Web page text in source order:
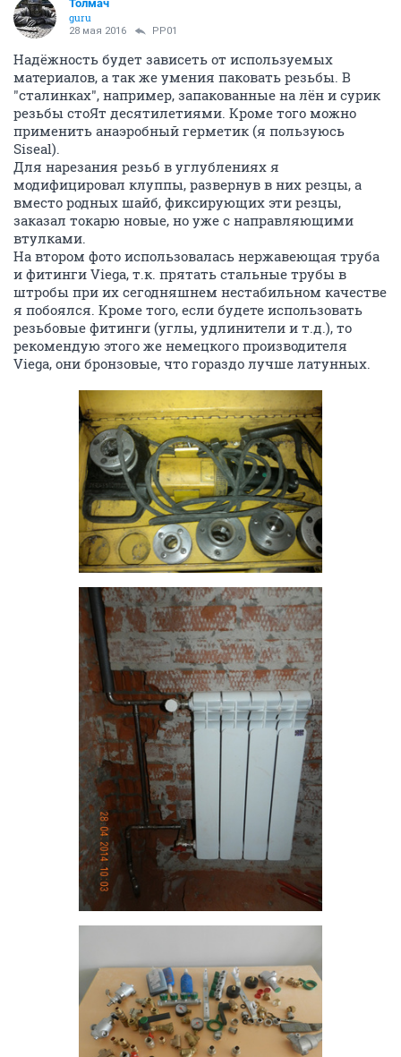
Толмач
guru
28 мая 2016 PP01
Надёжность будет зависеть от используемых
материалов, а так же умения паковать резьбы. В
"сталинках", например, запакованные на лён и сурик
резьбы стоЯт десятилетиями. Кроме того можно
применить анаэробный герметик (я пользуюсь
Siseal).
Для нарезания резьб в углублениях я
модифицировал клуппы, развернув в них резцы, а
вместо родных шайб, фиксирующих эти резцы,
заказал токарю новые, но уже с направляющими
втулками.
На втором фото использовалась нержавеющая труба
и фитинги Viega, т.к. прятать стальные трубы в
штробы при их сегодняшнем нестабильном качестве
я побоялся. Кроме того, если будете использовать
резьбовые фитинги (углы, удлинители и т.д.), то
рекомендую этого же немецкого производителя
Viega, они бронзовые, что гораздо лучше латунных.